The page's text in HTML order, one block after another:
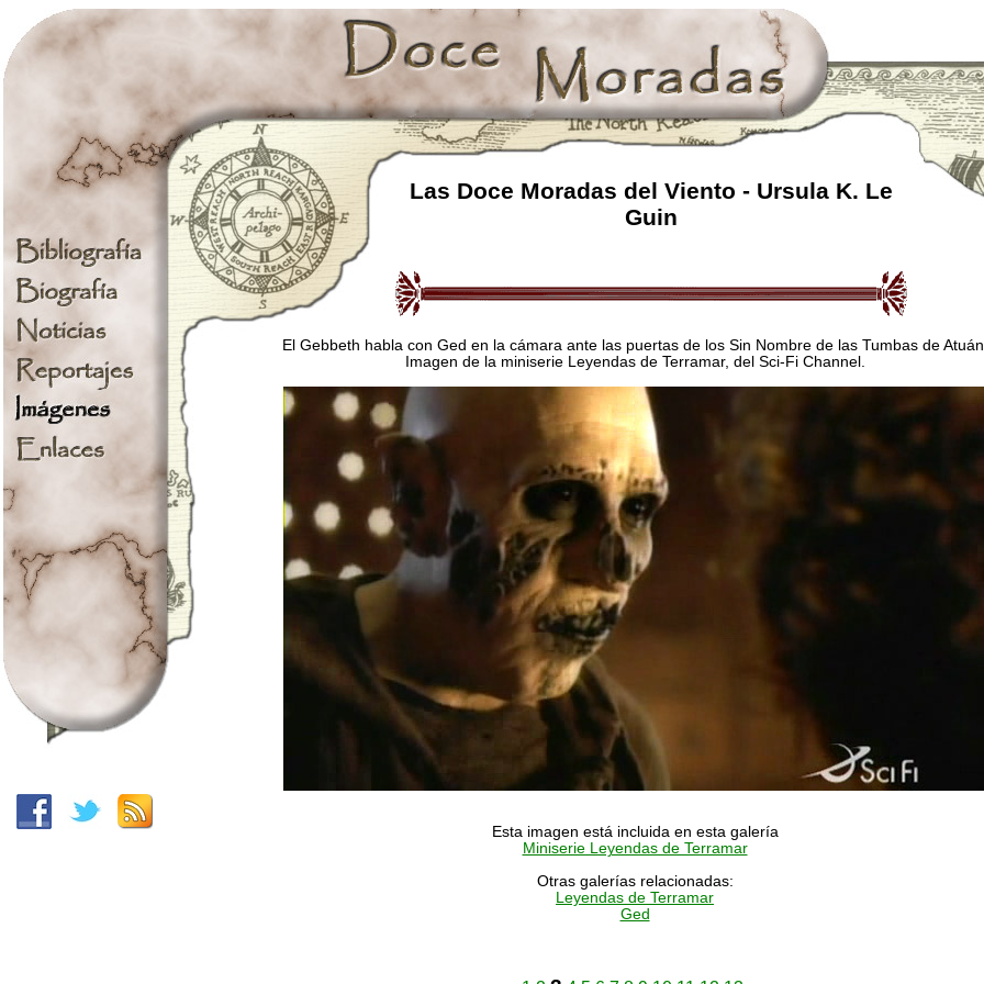
Las Doce Moradas del Viento - Ursula K. Le
Guin
El Gebbeth habla con Ged en la cámara ante las puertas de los Sin Nombre de las Tumbas de
Imagen de la miniserie Leyendas de Terramar, del Sci-Fi Channel.
Esta imagen está incluida en esta galería
Miniserie Leyendas de Terramar
Otras galerías relacionadas:
Leyendas de Terramar
Ged